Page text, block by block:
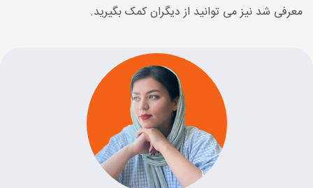
معرفی شد نیز می توانید از دیگران کمک بگیرید.